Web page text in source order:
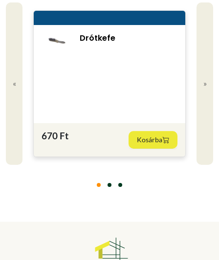
«
Drótkefe
670 Ft Kosárba
»